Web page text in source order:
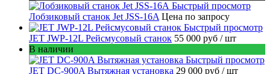
Быстрый просмотр
Лобзиковый станок Jet JSS-16A Цена по запросу
Быстрый просмотр
JET JWP-12L Рейсмусовый станок 55 000 руб / шт
В наличии
Быстрый просмотр
JET DC-900A Вытяжная установка 29 000 руб / шт